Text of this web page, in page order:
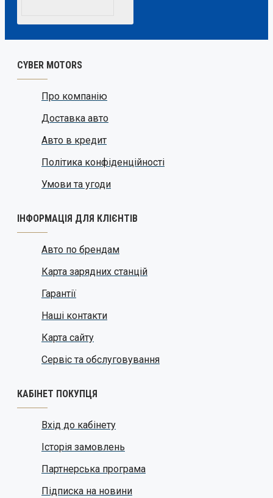
CYBER MOTORS
Про компанію
Доставка авто
Авто в кредит
Політика конфіденційності
Умови та угоди
ІНФОРМАЦІЯ ДЛЯ КЛІЄНТІВ
Авто по брендам
Карта зарядних станцій
Гарантії
Наші контакти
Карта сайту
Сервіс та обслуговування
КАБІНЕТ ПОКУПЦЯ
Вхід до кабінету
Історія замовлень
Партнерська програма
Підписка на новини